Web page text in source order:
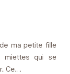
ma petite fille
miettes qui se
Ce…